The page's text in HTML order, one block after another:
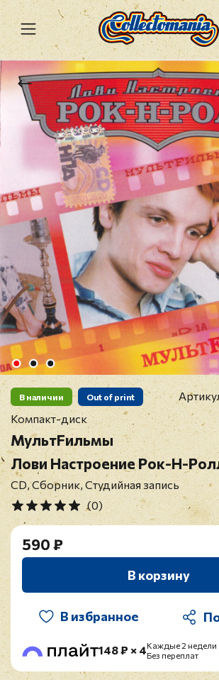
В наличии Out of print
Компакт-диск
МультFильмы
Лови Настроение Рок-Н-
CD, Сборник, Студийная запись
(0)
590 ₽
В корзину
В избранное
148 ₽ × 4Каждые 2 недели
Без переплат